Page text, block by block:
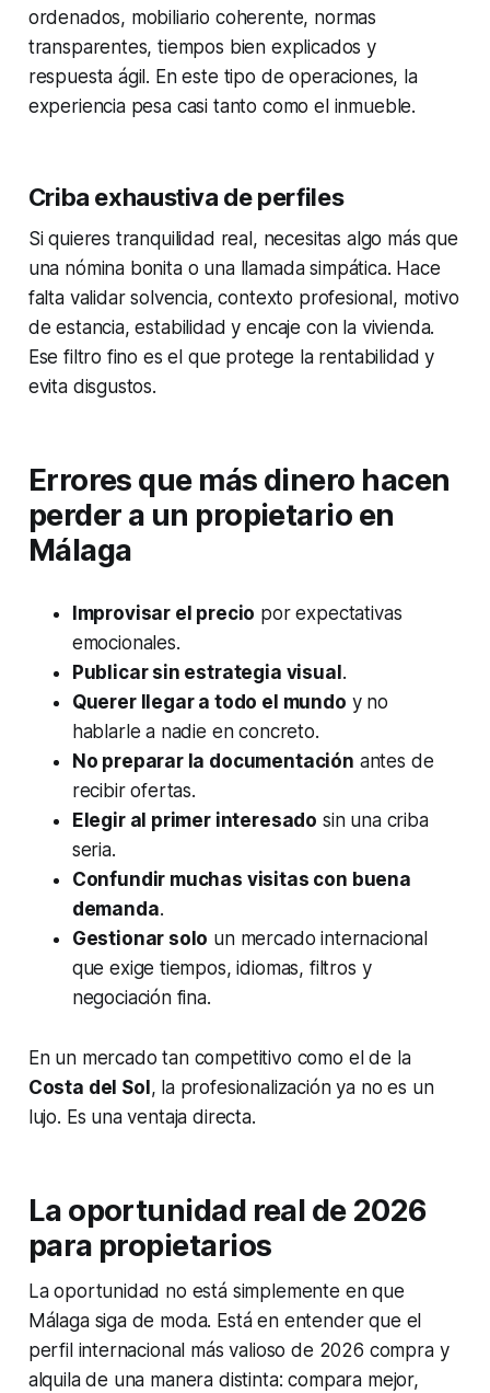
ordenados, mobiliario coherente, normas
transparentes, tiempos bien explicados y
respuesta ágil. En este tipo de operaciones, la
experiencia pesa casi tanto como el inmueble.
Criba exhaustiva de perfiles
Si quieres tranquilidad real, necesitas algo más que
una nómina bonita o una llamada simpática. Hace
falta validar solvencia, contexto profesional, motivo
de estancia, estabilidad y encaje con la vivienda.
Ese filtro fino es el que protege la rentabilidad y
evita disgustos.
Errores que más dinero hacen
perder a un propietario en
Málaga
Improvisar el precio por expectativas
emocionales.
Publicar sin estrategia visual .
Querer llegar a todo el mundo y no
hablarle a nadie en concreto.
No preparar la documentación antes de
recibir ofertas.
Elegir al primer interesado sin una criba
seria.
Confundir muchas visitas con buena
demanda.
Gestionar solo un mercado internacional
que exige tiempos, idiomas, filtros y
negociación fina.
En un mercado tan competitivo como el de la
Costa del Sol , la profesionalización ya no es un
lujo. Es una ventaja directa.
La oportunidad real de 2026
para propietarios
La oportunidad no está simplemente en que
Málaga siga de moda. Está en entender que el
perfil internacional más valioso de 2026 compra y
alquila de una manera distinta: compara mejor,